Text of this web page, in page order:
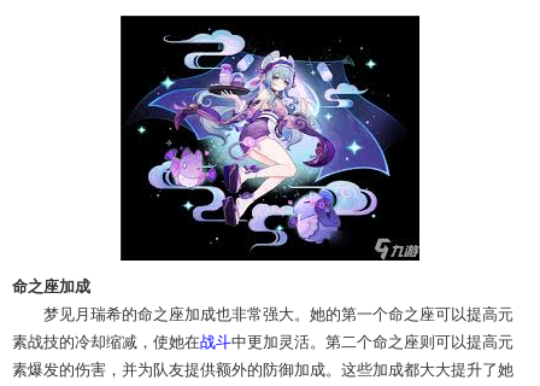
命之座加成
梦见月瑞希的命之座加成也非常强大。她的第一个命之座可以提高元
素战技的冷却缩减，使她在战斗中更加灵活。第二个命之座则可以提高元
素爆发的伤害，并为队友提供额外的防御加成。这些加成都大大提升了她